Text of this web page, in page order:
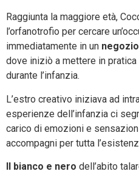
Raggiunta la maggiore età,
l’orfanotrofio per cercare
immediatamente in un
dove iniziò a mettere in
durante l’infanzia.
L’estro creativo iniziava ad
esperienze dell’infanzia ci
carico di emozioni e
accompagni per tutta
Il bianco e nero dell’abito